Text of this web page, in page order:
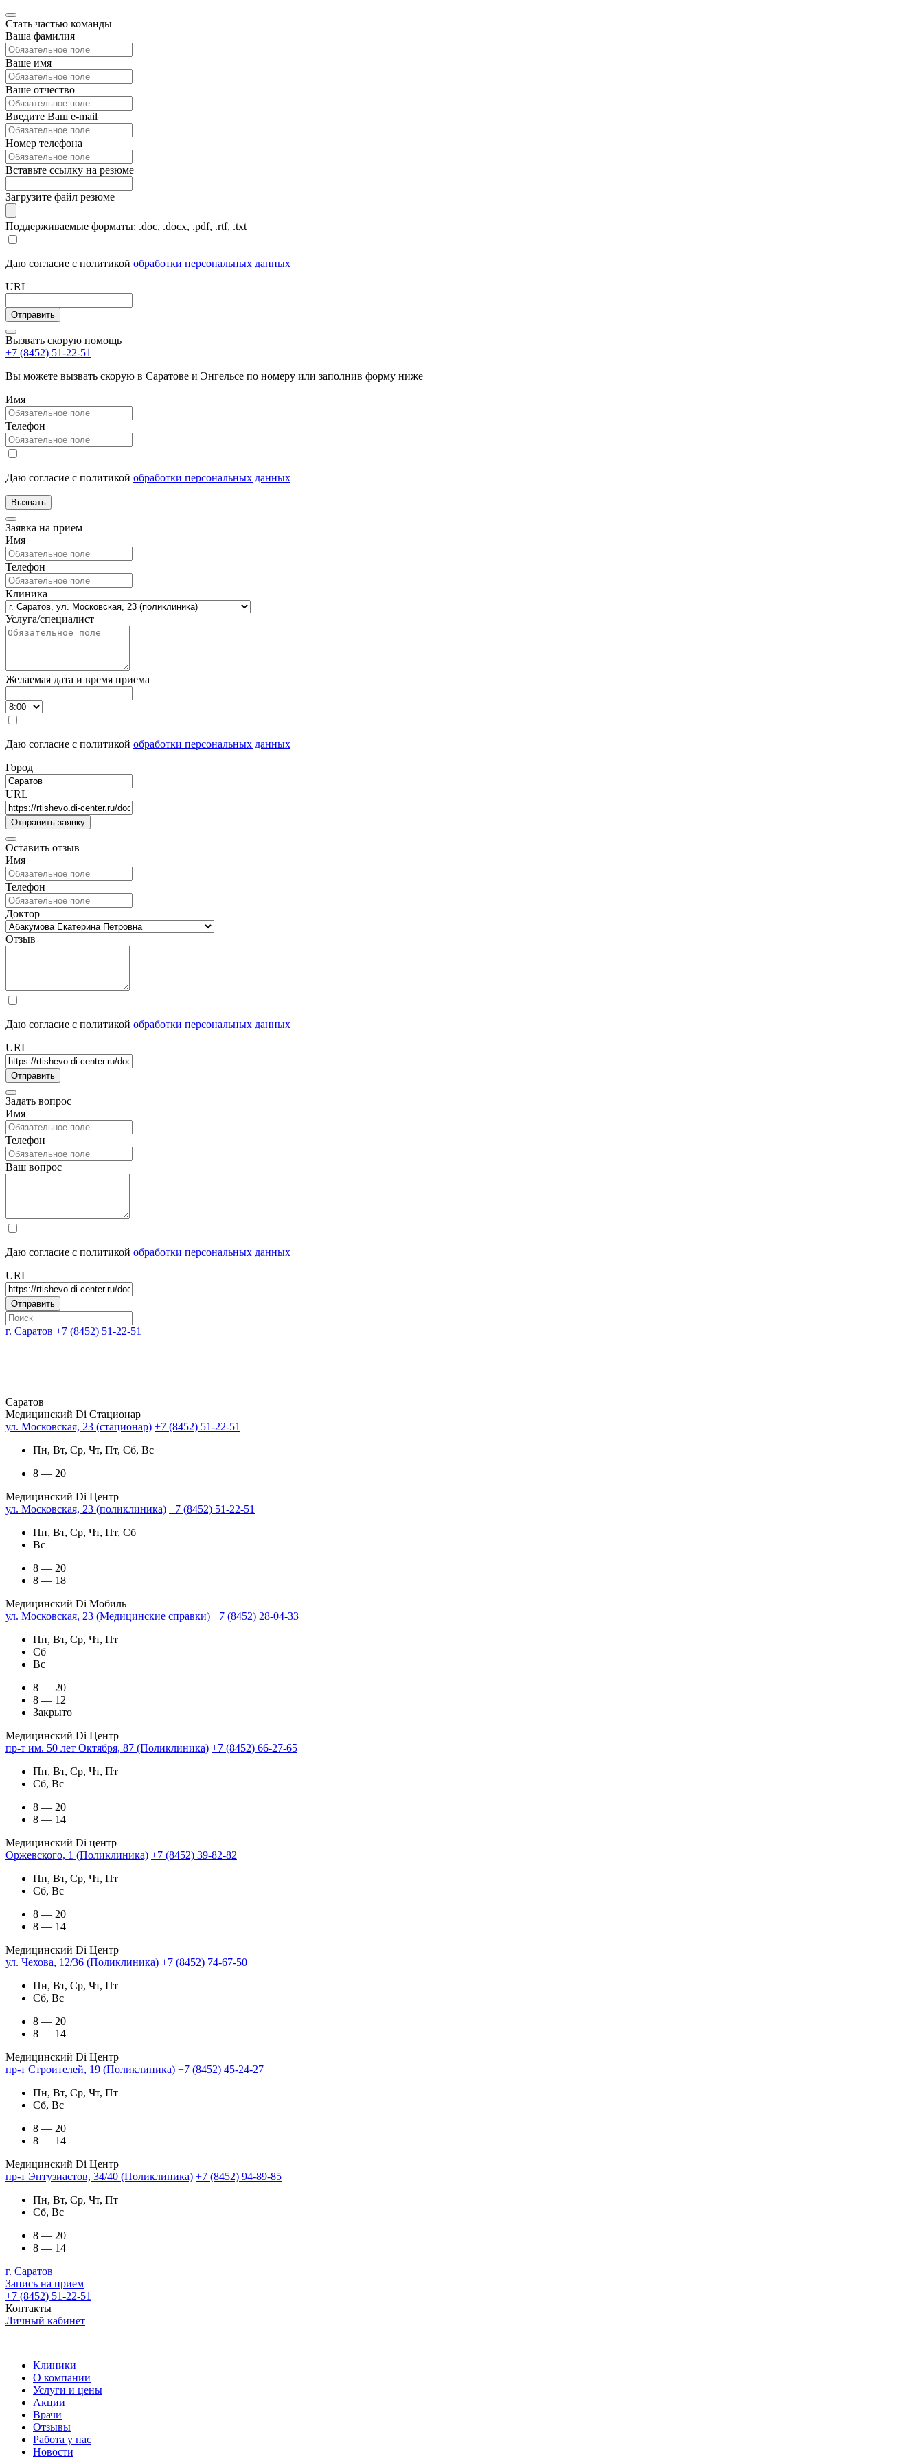
Стать частью команды
Ваша фамилия
Ваше имя
Ваше отчество
Введите Ваш e-mail
Номер телефона
Вставьте ссылку на резюме
Загрузите файл резюме
Поддерживаемые форматы: .doc, .docx, .pdf, .rtf, .txt
Даю согласие с политикой обработки персональных данных
URL
Вызвать скорую помощь
+7 (8452) 51-22-51
Вы можете вызвать скорую в Саратове и Энгельсе по номеру или заполнив форму ниже
Имя
Телефон
Даю согласие с политикой обработки персональных данных
Заявка на прием
Имя
Телефон
Клиника
Услуга/специалист
Желаемая дата и время приема
Даю согласие с политикой обработки персональных данных
Город
URL
Оставить отзыв
Имя
Телефон
Доктор
Отзыв
Даю согласие с политикой обработки персональных данных
URL
Задать вопрос
Имя
Телефон
Ваш вопрос
Даю согласие с политикой обработки персональных данных
URL
г. Саратов +7 (8452) 51-22-51
Саратов
Медицинский Di Стационар
ул. Московская, 23 (стационар) +7 (8452) 51-22-51
Пн, Вт, Ср, Чт, Пт, Сб, Вс
8 — 20
Медицинский Di Центр
ул. Московская, 23 (поликлиника) +7 (8452) 51-22-51
Пн, Вт, Ср, Чт, Пт, Сб
Вс
8 — 20
8 — 18
Медицинский Di Мобиль
ул. Московская, 23 (Медицинские справки) +7 (8452) 28-04-33
Пн, Вт, Ср, Чт, Пт
Сб
Вс
8 — 20
8 — 12
Закрыто
Медицинский Di Центр
пр-т им. 50 лет Октября, 87 (Поликлиника) +7 (8452) 66-27-65
Пн, Вт, Ср, Чт, Пт
Сб, Вс
8 — 20
8 — 14
Медицинский Di центр
Оржевского, 1 (Поликлиника) +7 (8452) 39-82-82
Пн, Вт, Ср, Чт, Пт
Сб, Вс
8 — 20
8 — 14
Медицинский Di Центр
ул. Чехова, 12/36 (Поликлиника) +7 (8452) 74-67-50
Пн, Вт, Ср, Чт, Пт
Сб, Вс
8 — 20
8 — 14
Медицинский Di Центр
пр-т Строителей, 19 (Поликлиника) +7 (8452) 45-24-27
Пн, Вт, Ср, Чт, Пт
Сб, Вс
8 — 20
8 — 14
Медицинский Di Центр
пр-т Энтузиастов, 34/40 (Поликлиника) +7 (8452) 94-89-85
Пн, Вт, Ср, Чт, Пт
Сб, Вс
8 — 20
8 — 14
г. Саратов
Запись на прием
+7 (8452) 51-22-51
Контакты
Личный кабинет
Клиники
О компании
Услуги и цены
Акции
Врачи
Отзывы
Работа у нас
Новости